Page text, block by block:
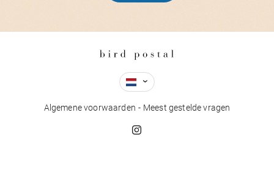
Algemene voorwaarden Meest gestelde vragen